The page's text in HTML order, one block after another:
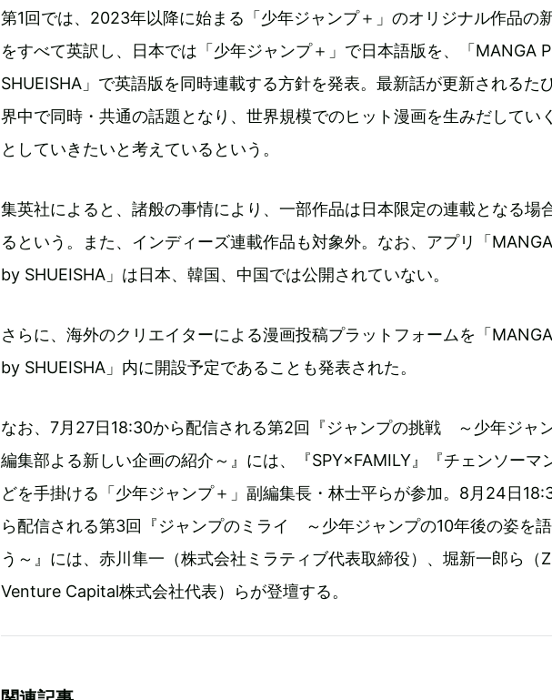
第1回では、2023年以降に始まる「少年ジャンプ＋」のオリジナル作品の
をすべて英訳し、日本では「少年ジャンプ＋」で日本語版を、「MANGA
SHUEISHA」で英語版を同時連載する方針を発表。最新話が更新されるた
界中で同時・共通の話題となり、世界規模でのヒット漫画を生みだしてい
としていきたいと考えているという。
集英社によると、諸般の事情により、一部作品は日本限定の連載となる場
るという。また、インディーズ連載作品も対象外。なお、アプリ「
by SHUEISHA」は日本、韓国、中国では公開されていない。
さらに、海外のクリエイターによる漫画投稿プラットフォームを「
by SHUEISHA」内に開設予定であることも発表された。
なお、7月27日18:30から配信される第2回『ジャンプの挑戦 ～少年ジャ
編集部よる新しい企画の紹介～』には、『SPY×FAMILY』『チェンソーマ
どを手掛ける「少年ジャンプ＋」副編集長・林士平らが参加。8月24日
ら配信される第3回『ジャンプのミライ ～少年ジャンプの10年後の姿を
う～』には、赤川隼一（株式会社ミラティブ代表取締役）、堀新一郎ら（Z
Venture Capital株式会社代表）らが登壇する。